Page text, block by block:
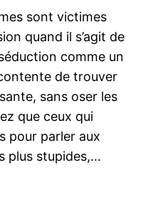
sont victimes
quand il s’agit de
comme un
de trouver
sans oser les
que ceux qui
pour parler aux
plus stupides,…